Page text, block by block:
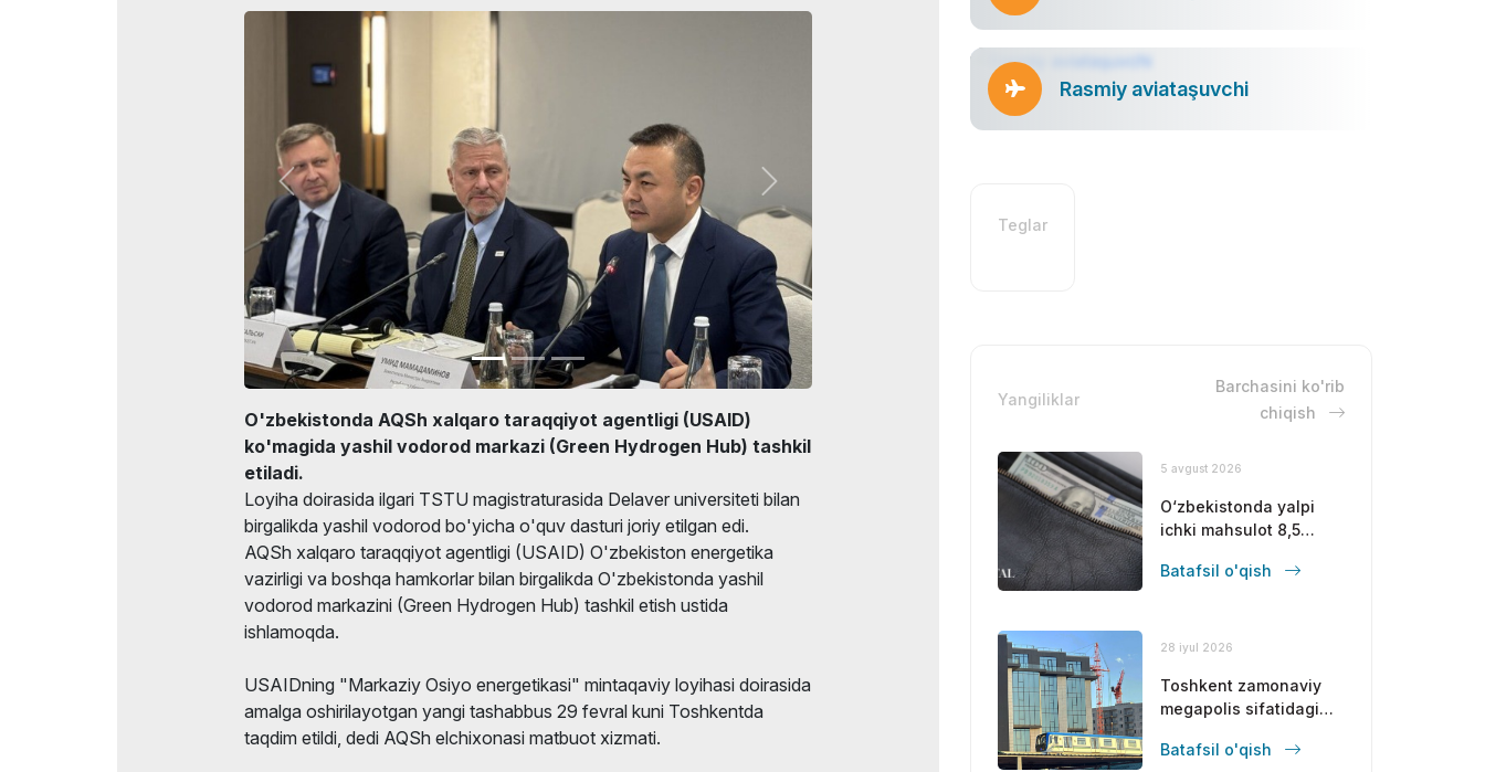
Rasmiy aviataşuvchi
O'zbekistonda AQSh xalqaro taraqqiyot agentligi (USAID)
ko'magida yashil vodorod markazi (Green Hydrogen Hub) tashkil
etiladi.
Loyiha doirasida ilgari TSTU magistraturasida Delaver universiteti bilan
birgalikda yashil vodorod bo'yicha o'quv dasturi joriy etilgan edi.
AQSh xalqaro taraqqiyot agentligi (USAID) O'zbekiston energetika
vazirligi va boshqa hamkorlar bilan birgalikda O'zbekistonda yashil
vodorod markazini (Green Hydrogen Hub) tashkil etish ustida
ishlamoqda.
USAIDning "Markaziy Osiyo energetikasi" mintaqaviy loyihasi doirasida
amalga oshirilayotgan yangi tashabbus 29 fevral kuni Toshkentda
taqdim etildi, dedi AQSh elchixonasi matbuot xizmati.
Rasmiy aviataşuvchi
Teglar
Yangiliklar
Barchasini ko'rib
chiqish
5 avgust 2026
O‘zbekistonda yalpi
ichki mahsulot 8,5
Batafsil o'qish
28 iyul 2026
Toshkent zamonaviy
megapolis sifatidagi
mustahkamlamoqda
Batafsil o'qish